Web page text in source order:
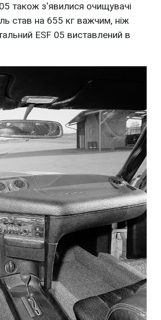
також з'явилися очищувачі
став на 655 кг важчим, ніж
ESF 05 виставлений в